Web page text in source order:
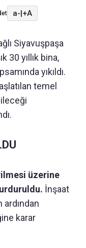
a-|+A
Siyavuşpaşa
30 yıllık bina,
yıkıldı.
temel
üzerine
İnşaat
ardından
karar